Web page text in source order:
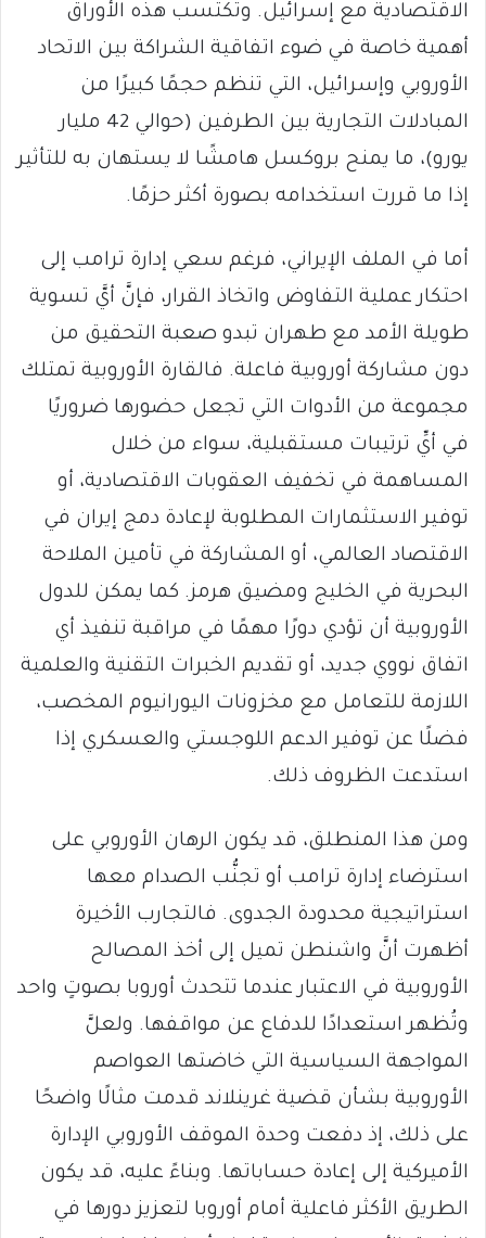
الاقتصادية مع إسرائيل. وتكتسب هذه الأوراق
أهمية خاصة في ضوء اتفاقية الشراكة بين الاتحاد
الأوروبي وإسرائيل، التي تنظم حجمًا كبيرًا من
المبادلات التجارية بين الطرفين (حوالي 42 مليار
يورو)، ما يمنح بروكسل هامشًا لا يستهان به للتأثير
إذا ما قررت استخدامه بصورة أكثر حزمًا.
أما في الملف الإيراني، فرغم سعي إدارة ترامب إلى
احتكار عملية التفاوض واتخاذ القرار، فإنَّ أيَّ تسوية
طويلة الأمد مع طهران تبدو صعبة التحقيق من
دون مشاركة أوروبية فاعلة. فالقارة الأوروبية تمتلك
مجموعة من الأدوات التي تجعل حضورها ضروريًا
في أيِّ ترتيبات مستقبلية، سواء من خلال
المساهمة في تخفيف العقوبات الاقتصادية، أو
توفير الاستثمارات المطلوبة لإعادة دمج إيران في
الاقتصاد العالمي، أو المشاركة في تأمين الملاحة
البحرية في الخليج ومضيق هرمز. كما يمكن للدول
الأوروبية أن تؤدي دورًا مهمًا في مراقبة تنفيذ أي
اتفاق نووي جديد، أو تقديم الخبرات التقنية والعلمية
اللازمة للتعامل مع مخزونات اليورانيوم المخصب،
فضلًا عن توفير الدعم اللوجستي والعسكري إذا
استدعت الظروف ذلك.
ومن هذا المنطلق، قد يكون الرهان الأوروبي على
استرضاء إدارة ترامب أو تجنُّب الصدام معها
استراتيجية محدودة الجدوى. فالتجارب الأخيرة
أظهرت أنَّ واشنطن تميل إلى أخذ المصالح
الأوروبية في الاعتبار عندما تتحدث أوروبا بصوتٍ واحد
وتُظهر استعدادًا للدفاع عن مواقفها. ولعلَّ
المواجهة السياسية التي خاضتها العواصم
الأوروبية بشأن قضية غرينلاند قدمت مثالًا واضحًا
على ذلك، إذ دفعت وحدة الموقف الأوروبي الإدارة
الأميركية إلى إعادة حساباتها. وبناءً عليه، قد يكون
الطريق الأكثر فاعلية أمام أوروبا لتعزيز دورها في